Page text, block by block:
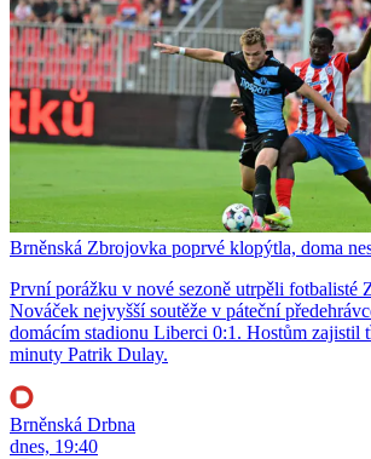
Brněnská Zbrojovka poprvé klopýtla, doma
První porážku v nové sezoně utrpěli fotbalisté
Nováček nejvyšší soutěže v páteční
domácím stadionu Liberci 0:1. Hostům zajistil
minuty Patrik Dulay.
Brněnská Drbna
dnes, 19:40